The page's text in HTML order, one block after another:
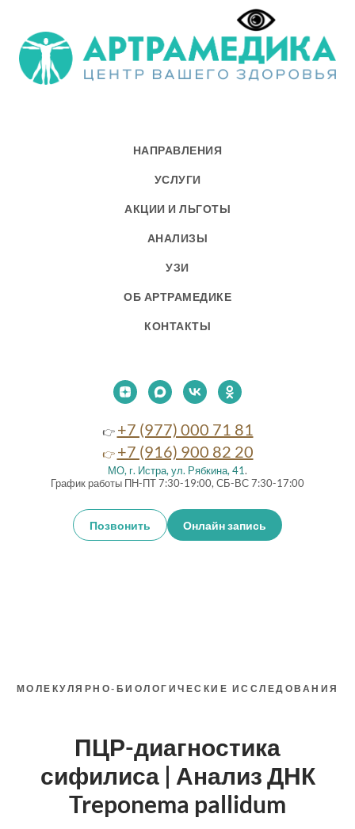
НАПРАВЛЕНИЯ
УСЛУГИ
АКЦИИ И ЛЬГОТЫ
АНАЛИЗЫ
УЗИ
ОБ АРТРАМЕДИКЕ
КОНТАКТЫ
👉 +7 (977) 000 71 81
👉 +7 (916) 900 82 20
МО, г. Истра, ул. Рябкина, 41.
График работы ПН-ПТ 7:30-19:00, СБ-ВС 7:30-17:00
Позвонить Онлайн запись
МОЛЕКУЛЯРНО-БИОЛОГИЧЕСКИЕ ИССЛЕДОВАНИЯ
ПЦР-диагностика
сифилиса | Анализ ДНК
Treponema pallidum